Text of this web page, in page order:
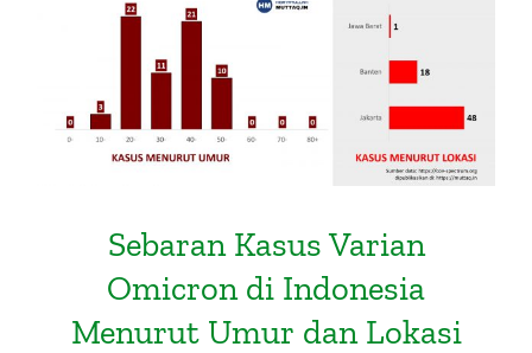
Sebaran Kasus Varian Omicron di
Indonesia Menurut Umur dan
Lokasi
Sebaran Kasus Varian
Omicron di Indonesia
Menurut Umur dan Lokasi